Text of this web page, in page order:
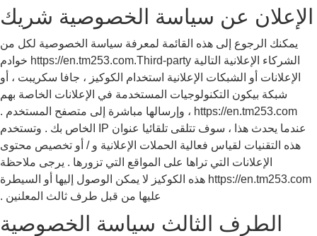
الإعلان عن سياسة الخصوصية شريك
يمكنك الرجوع إلى هذه القائمة لمعرفة سياسة الخصوصية لكل من
الشركاء الإعلانية التالية https://en.tm253.com.Third-party خوادم
الإعلانات أو الشبكات الإعلانية استخدام الكوكيز ، جافا سكريبت ، أو
شبكة بيكون التكنولوجيات المستخدمة في الإعلانات الخاصة بهم
https://en.tm253.com ، وإرسالها مباشرة إلى متصفح المستخدم .
عندما يحدث هذا ، سوف تتلقى تلقائيا عنوان IP الخاص بك . وتستخدم
هذه التقنيات لقياس فعالية الحملات الإعلانية و / أو تخصيص محتوى
الإعلانات التي تراها على المواقع التي تزورها . يرجى ملاحظة
https://en.tm253.com هذه الكوكيز لا يمكن الوصول إليها أو السيطرة
عليها من قبل طرف ثالث المعلنين .
الطرف الثالث سياسة الخصوصية